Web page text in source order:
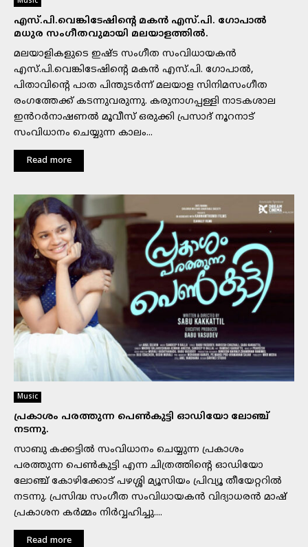
എസ്.പി.വെങ്കിടേഷിന്റെ മകൻ എസ്.പി. ഗോപാൽ
മധുര സംഗീതവുമായി മലയാളത്തിൽ.
മലയാളികളുടെ ഇഷ്ട സംഗീത സംവിധായകൻ
എസ്.പി.വെങ്കിടേഷിന്റെ മകൻ എസ്.പി. ഗോപാൽ,
പിതാവിന്റെ പാത പിന്തുടർന്ന് മലയാള സിനിമസംഗീത
രംഗത്തേക്ക് കടന്നുവരുന്നു. കരുനാഗപ്പള്ളി നാടകശാല
ഇൻറർനാഷണൽ മൂവീസ് ഒരുക്കി പ്രസാദ് നൂറനാട്
സംവിധാനം ചെയ്യുന്ന കാലം...
Read more
Music
പ്രകാശം പരത്തുന്ന പെൺകുട്ടി ഓഡിയോ ലോഞ്ച്
നടന്നു.
സാബു കക്കട്ടിൽ സംവിധാനം ചെയ്യുന്ന പ്രകാശം
പരത്തുന്ന പെൺകുട്ടി എന്ന ചിത്രത്തിന്റെ ഓഡിയോ
ലോഞ്ച് കോഴിക്കോട് പഴശ്ശി മ്യൂസിയം പ്രിവ്യൂ തീയേറ്ററിൽ
നടന്നു. പ്രസിദ്ധ സംഗീത സംവിധായകൻ വിദ്യാധരൻ മാഷ്
പ്രകാശന കർമ്മം നിർവ്വഹിച്ചു....
Read more